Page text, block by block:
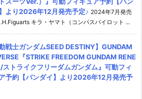
より2026年12月発売予定♪ 2024年7月発売
キラ・ヤマト（コンパスパイロット ...
動戦士ガンダムSEED DESTINY】GUNDAM
『STRIKE FREEDOM GUNDAM RENE
ストライクフリーダムガンダム』可動フィ
予約【バンダイ】より2026年12月発売予